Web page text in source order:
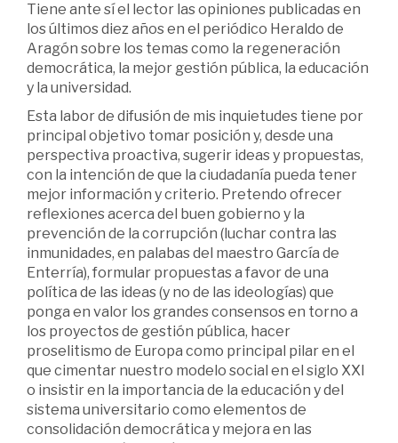
Tiene ante sí el lector las opiniones publicadas en
los últimos diez años en el periódico Heraldo de
Aragón sobre los temas como la regeneración
democrática, la mejor gestión pública, la educación
y la universidad.
Esta labor de difusión de mis inquietudes tiene por
principal objetivo tomar posición y, desde una
perspectiva proactiva, sugerir ideas y propuestas,
con la intención de que la ciudadanía pueda tener
mejor información y criterio. Pretendo ofrecer
reflexiones acerca del buen gobierno y la
prevención de la corrupción (luchar contra las
inmunidades, en palabas del maestro García de
Enterría), formular propuestas a favor de una
política de las ideas (y no de las ideologías) que
ponga en valor los grandes consensos en torno a
los proyectos de gestión pública, hacer
proselitismo de Europa como principal pilar en el
que cimentar nuestro modelo social en el siglo XXI
o insistir en la importancia de la educación y del
sistema universitario como elementos de
consolidación democrática y mejora en las